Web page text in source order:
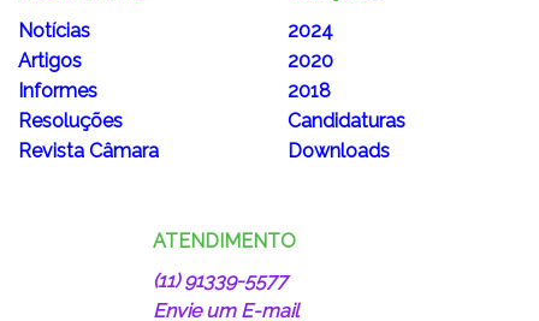
ACOMPANHE
Notícias
Artigos
Informes
Resoluções
ELEIÇÕES
2024
2020
2018
Candidaturas
ATENDIMENTO
(11) 91339-5577